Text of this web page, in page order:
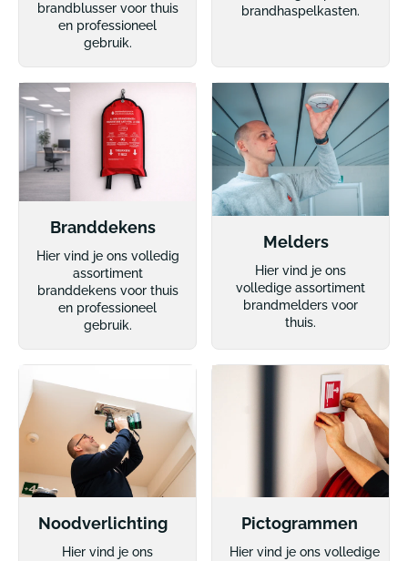
brandblusser voor thuis
en professioneel
gebruik.
brandhaspelkasten.
Branddekens
Hier vind je ons volledig
assortiment
branddekens voor thuis
en professioneel
gebruik.
Melders
Hier vind je ons
volledige assortiment
brandmelders voor
thuis.
Noodverlichting
Hier vind je ons
Pictogrammen
Hier vind je ons volledige